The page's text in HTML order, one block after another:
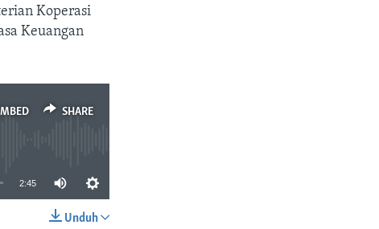
Koperasi
Keuangan
SHARE
2:45
Unduh